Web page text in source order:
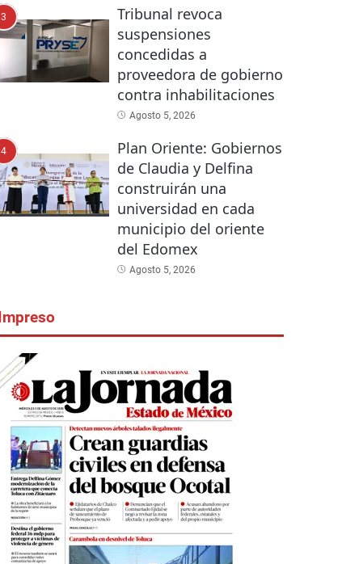
3
Tribunal revoca
suspensiones
concedidas a
proveedora de gobierno
contra inhabilitaciones
Agosto 5, 2026
4
Plan Oriente: Gobiernos
de Claudia y Delfina
construirán una
universidad en cada
municipio del oriente
del Edomex
Agosto 5, 2026
Impreso